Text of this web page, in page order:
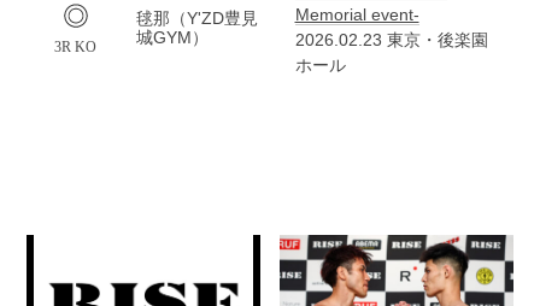
3R KO
毬那（Y'ZD豊見
城GYM）
Memorial event-
2026.02.23 東京・後楽園
ホール